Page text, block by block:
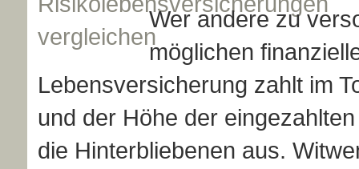
Wer andere zu
möglichen
Lebensversicherung zahlt im
und der Höhe der
die Hinterbliebenen aus.